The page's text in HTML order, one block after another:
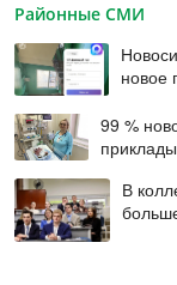
Районные СМИ
новое
99 %
В